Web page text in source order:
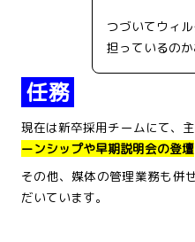
つづいてウィ
担っているの
任務
現在は新卒採用チームにて、
ーンシップや早期説明会の登壇
その他、媒体の管理業務も併
だいています。